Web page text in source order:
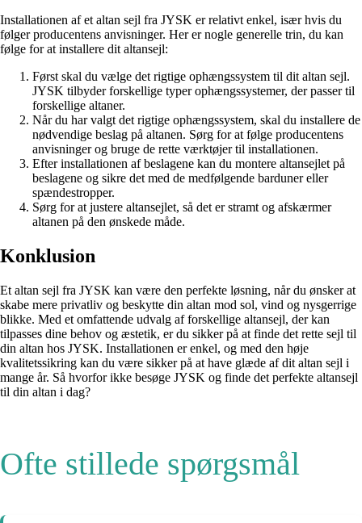
Installationen af et altan sejl fra JYSK er relativt enkel, især hvis du
følger producentens anvisninger. Her er nogle generelle trin, du kan
følge for at installere dit altansejl:
Først skal du vælge det rigtige ophængssystem til dit altan sejl.
JYSK tilbyder forskellige typer ophængssystemer, der passer til
forskellige altaner.
Når du har valgt det rigtige ophængssystem, skal du installere de
nødvendige beslag på altanen. Sørg for at følge producentens
anvisninger og bruge de rette værktøjer til installationen.
Efter installationen af beslagene kan du montere altansejlet på
beslagene og sikre det med de medfølgende barduner eller
spændestropper.
Sørg for at justere altansejlet, så det er stramt og afskærmer
altanen på den ønskede måde.
Konklusion
Et altan sejl fra JYSK kan være den perfekte løsning, når du ønsker at
skabe mere privatliv og beskytte din altan mod sol, vind og nysgerrige
blikke. Med et omfattende udvalg af forskellige altansejl, der kan
tilpasses dine behov og æstetik, er du sikker på at finde det rette sejl til
din altan hos JYSK. Installationen er enkel, og med den høje
kvalitetssikring kan du være sikker på at have glæde af dit altan sejl i
mange år. Så hvorfor ikke besøge JYSK og finde det perfekte altansejl
til din altan i dag?
Ofte stillede spørgsmål